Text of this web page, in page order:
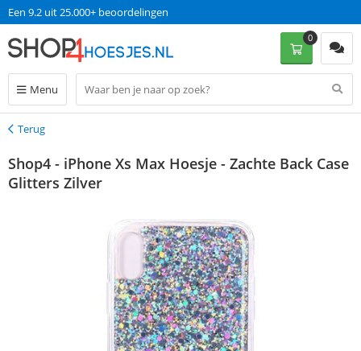
Een 9.2 uit 25.000+ beoordelingen
Menu
0
Terug
Terug
Shop4 - iPhone Xs Max Hoesje - Zachte Back Case
Glitters Zilver